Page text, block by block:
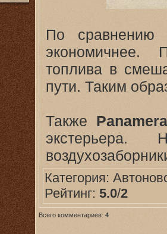
По сравнению
экономичнее.
топлива в
пути. Таким
Также
Категория:
Рейтинг: 5.0/2
Всего комментариев: 4